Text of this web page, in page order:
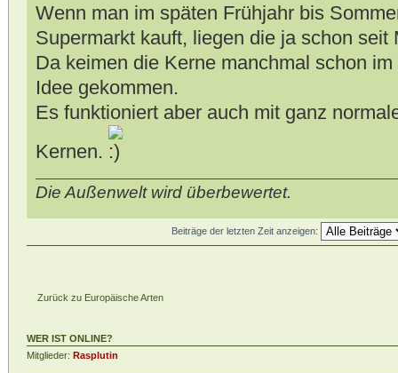
Wenn man im späten Frühjahr bis
Supermarkt kauft, liegen die ja schon seit
Da keimen die Kerne manchmal schon
Idee gekommen.
Es funktioniert aber auch mit ganz
Kernen.
Die Außenwelt wird überbewertet.
Beiträge der letzten Zeit anzeigen:
Zurück zu Europäische Arten
WER IST ONLINE?
Mitglieder: Rasplutin